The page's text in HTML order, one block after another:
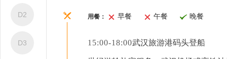
D2
D3
用餐： 早餐 午餐 晚餐
15:00-18:00武汉旅游港码头登船